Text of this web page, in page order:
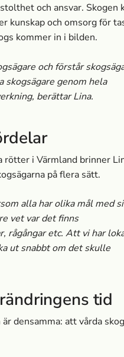
och ansvar. Skogen
kunskap och omsorg för
kommer in i bilden.
och förstår
skogsägare genom hela
berättar Lina.
rötter i Värmland brinner
på flera sätt.
alla har olika mål med
vet var det finns
rågångar etc. Att vi har
ut snabbt om det skulle
tid
densamma: att vårda